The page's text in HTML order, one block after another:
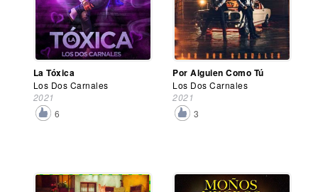
La Tóxica
Los Dos Carnales
2021
6
Por Alguien Como Tú
Los Dos Carnales
2021
3